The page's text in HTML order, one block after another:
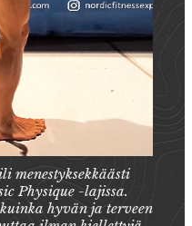
menestyksekkäästi
Physique -lajissa.
hyvän ja terveen